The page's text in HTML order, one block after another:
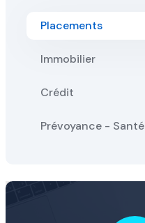
Placements
Immobilier
Crédit
Prévoyance - Santé